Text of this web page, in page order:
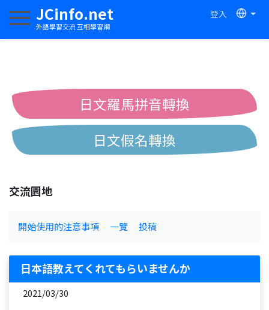
JCinfo.net
外語學習交流 互相學習網
登入
切換導航
日文羅馬拼音轉換
日文假名轉換
交流園地
開始使用的注意事項 一覽 投稿
日本語教えてくれてもらいませんか
2021/03/30